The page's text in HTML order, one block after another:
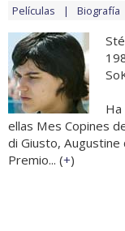
Películas Biografía
ellas Mes Copines
di Giusto, Augustine
Premio... (+)